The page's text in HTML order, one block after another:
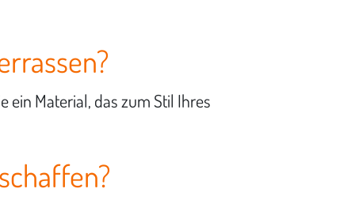
ein Material, das zum Stil Ihres